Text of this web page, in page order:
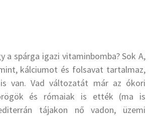
a spárga igazi vitaminbomba? Sok A,
kálciumot és folsavat tartalmaz,
van. Vad változatát már az ókori
és rómaiak is ették (ma is
tájakon nő vadon, üzemi